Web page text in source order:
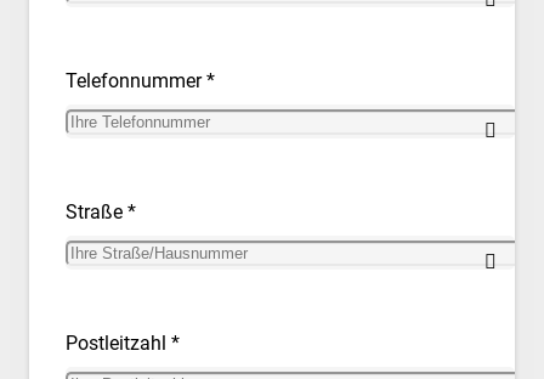
Telefonnummer *
Straße *
Postleitzahl *